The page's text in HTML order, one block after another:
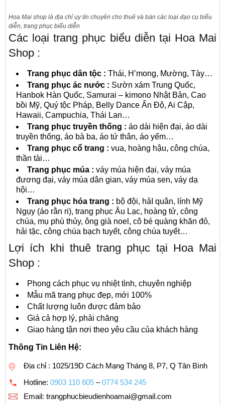
Hoa Mai shop là địa chỉ uy tín chuyên cho thuê và bán các loại đạo cụ biểu
diễn, trang phục biểu diễn
Các loại trang phục biểu diễn tại Hoa Mai
Shop :
Trang phục dân tộc : Thái, H’mong, Mường, Tày…
Trang phục ác nước : Sườn xám Trung Quốc,
Hanbok Hàn Quốc, Samurai – kimono Nhật Bản, Cao
bồi Mỹ, Quý tộc Pháp, Belly Dance Ấn Độ, Ai Cập,
Hawaii, Campuchia, Thái Lan…
Trang phục truyền thống : áo dài hiện đại, áo dài
truyền thống, áo bà ba, áo tứ thân, áo yếm…
Trang phục cổ trang : vua, hoàng hậu, công chúa,
thần tài…
Trang phục múa : váy múa hiện đại, váy múa
đương đại, váy múa dân gian, váy múa sen, váy dạ
hội…
Trang phục hóa trang : bộ đội, hảI quân, lính Mỹ
Ngụy (áo rằn ri), trang phục Âu Lạc, hoàng tử, công
chúa, mụ phù thủy, ông già noel, cô bé quàng khăn đỏ,
hải tặc, công chúa bạch tuyết, công chúa tuyết…
Lợi ích khi thuê trang phục tại Hoa Mai
Shop :
Phong cách phục vụ nhiệt tình, chuyên nghiệp
Mẫu mã trang phục đẹp, mới 100%
Chất lượng luôn được đảm bảo
Giá cả hợp lý, phải chăng
Giao hàng tận nơi theo yêu cầu của khách hàng
Thông Tin Liên Hệ:
Địa chỉ : 1025/19D Cách Mạng Tháng 8, P7, Q Tân Bình
Hotline: 0903 110 605 –0774 534 245
Email: trangphucbieudienhoamai@gmail.com